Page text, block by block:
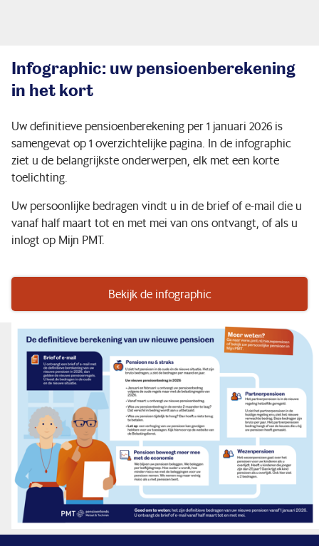
Infographic: uw pensioenberekening
in het kort
Uw definitieve pensioenberekening per 1 januari 2026 is
samengevat op 1 overzichtelijke pagina. In de infographic
ziet u de belangrijkste onderwerpen, elk met een korte
toelichting.
Uw persoonlijke bedragen vindt u in de brief of e-mail die u
vanaf half maart tot en met mei van ons ontvangt, of als u
inlogt op Mijn PMT.
Bekijk de infographic